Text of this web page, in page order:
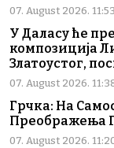
07. August 2026. 11:53
У Даласу ће
композиција
Златоустог,
07. August 2026.
Грчка: На
Преображења
07. August 2026.